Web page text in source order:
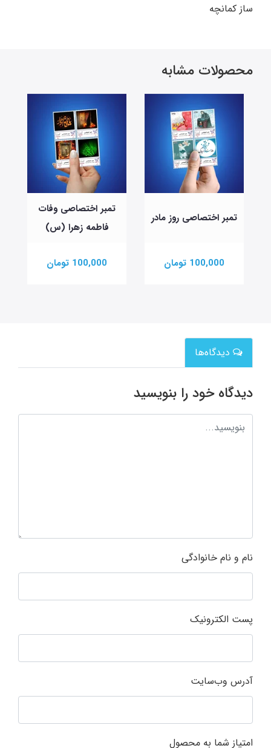
ساز کمانچه
محصولات مشابه
تمبر اختصاصی روز مادر
100,000 تومان
تمبر اختصاصی وفات
فاطمه زهرا (س)
100,000 تومان
دیدگاه‌ها
دیدگاه خود را بنویسید
نام و نام خانوادگی
پست الکترونیک
آدرس وب‌سایت
امتیاز شما به محصول